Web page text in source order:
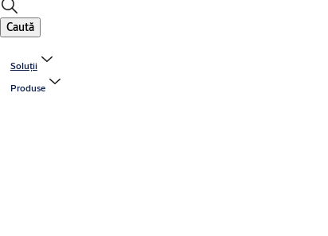
Caută
Soluții
Produse